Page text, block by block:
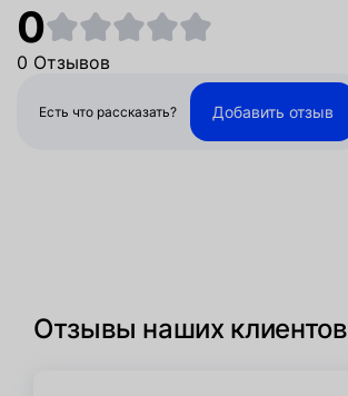
0
0 Отзывов
Есть что рассказать? Добавить отзыв
Отзывы наших клиентов